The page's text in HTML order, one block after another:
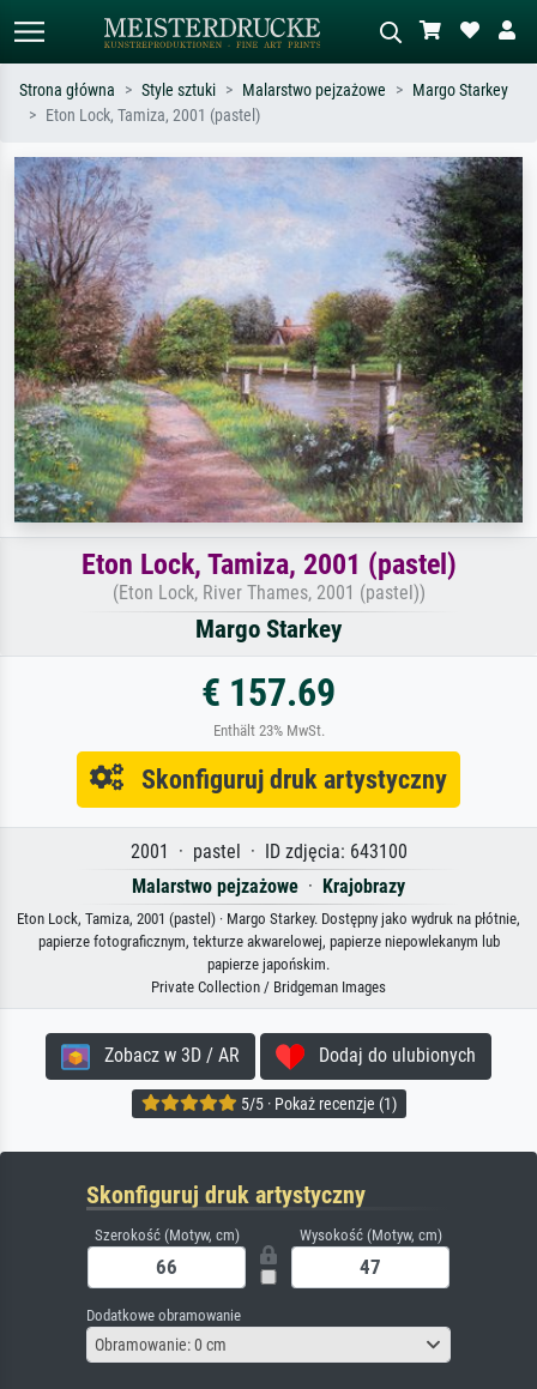
Szukaj wg artysty, tytułu lub stylu – np.
Monet, Gwiaździsta noc,
impresjonizm, fala Hokusaia, akt.
Opisz scenę – np. zielona łąka,
abstrakcja z czerwienią, ciemny olej,
stojący akt obok drzewa.
Strona główna Style sztuki Malarstwo pejzażowe
Margo Starkey
Eton Lock, Tamiza, 2001 (pastel)
Eton Lock, Tamiza, 2001 (pastel)
(Eton Lock, River Thames, 2001 (pastel))
Margo Starkey
€ 157.69
Enthält 23% MwSt.
Skonfiguruj druk artystyczny
2001 · pastel · ID zdjęcia: 643100
Malarstwo pejzażowe · Krajobrazy
Eton Lock, Tamiza, 2001 (pastel) · Margo Starkey. Dostępny jako wydruk na płótnie,
papierze fotograficznym, tekturze akwarelowej, papierze niepowlekanym lub
papierze japońskim.
Private Collection / Bridgeman Images
Zobacz w 3D / AR Dodaj do ulubionych
5/5 · Pokaż recenzje (1)
Skonfiguruj druk artystyczny
Szerokość (Motyw, cm) Wysokość (Motyw, cm)
Dodatkowe obramowanie
Obramowanie: 0 cm